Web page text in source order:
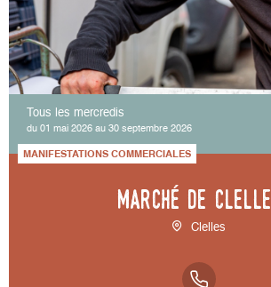
Tous les mercredis
du 01 mai 2026 au 30 septembre 2026
MANIFESTATIONS COMMERCIALES
Marché de
Clelles